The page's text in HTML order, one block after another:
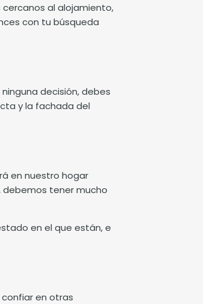
al alojamiento,
con tu búsqueda
decisión, debes
y la fachada del
en nuestro hogar
debemos tener mucho
en el que están, e
en otras